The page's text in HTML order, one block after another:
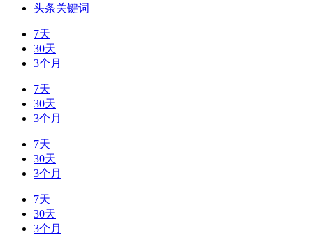
头条关键词
7天
30天
3个月
7天
30天
3个月
7天
30天
3个月
7天
30天
3个月